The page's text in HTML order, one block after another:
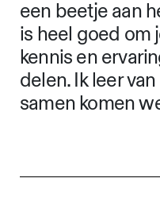
een beetje aan
is heel goed om
kennis en
delen. Ik leer
samen komen